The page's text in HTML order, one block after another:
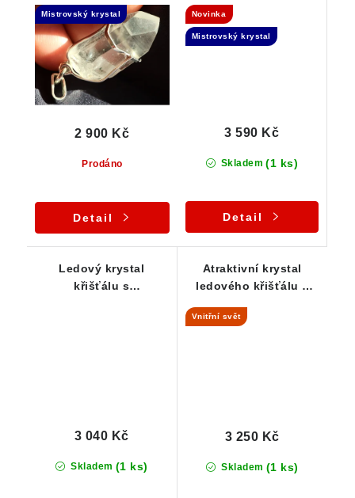
Mistrovský krystal
Prodáno
2 900 Kč
Detail
přívěsku
Novinka
Mistrovský krystal
Skladem (1 ks)
3 590 Kč
Detail
Ledový krystal
křišťálu s
Skladem (1 ks)
3 040 Kč
Atraktivní krystal
ledového křišťálu s
Stříbrný přívěsek
Vnitřní svět
Skladem (1 ks)
3 250 Kč